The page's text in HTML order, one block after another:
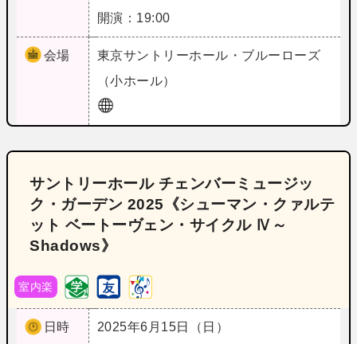
開演：19:00
会場 東京サントリーホール・ブルーローズ
（小ホール）
サントリーホール チェンバーミュージッ
ク・ガーデン 2025《シューマン・クァルテ
ット ベートーヴェン・サイクル Ⅳ～
Shadows》
室内楽
日時
2025年6月15日（日）